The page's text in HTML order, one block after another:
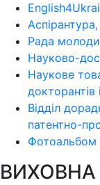
Рада
Науково-
Наукове
Відділ
патентно-
Фотоальбом